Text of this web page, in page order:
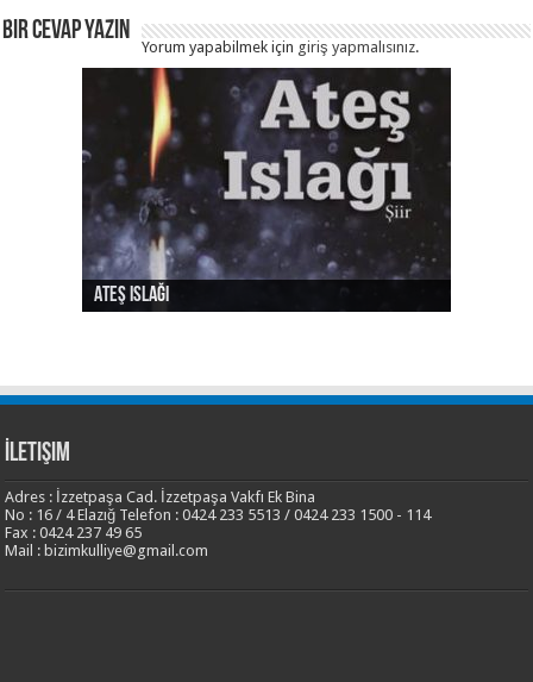
Bir Cevap Yazın
Yorum yapabilmek için giriş yapmalısınız.
Ateş Islağı
Ses ve Yaz
Şehrin Eylül Tarafı
Sılası Türkçe
Yalnızlık Risalesi
İletişim
Adres : İzzetpaşa Cad. İzzetpaşa Vakfı Ek Bina
No : 16 / 4 Elazığ Telefon : 0424 233 5513 / 0424 233 1500 - 114
Fax : 0424 237 49 65
Mail : bizimkulliye@gmail.com